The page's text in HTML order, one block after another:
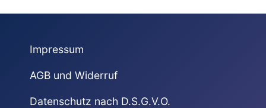
Impressum
AGB und Widerruf
Datenschutz nach D.S.G.V.O.